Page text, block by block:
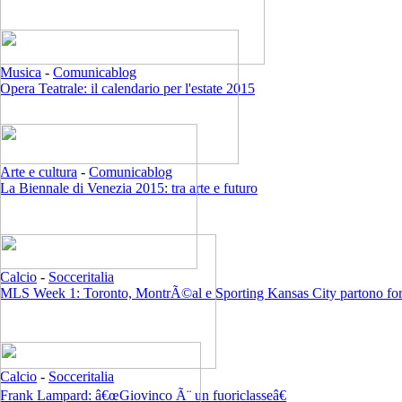
Musica - Comunicablog
Opera Teatrale: il calendario per l'estate 2015
Arte e cultura - Comunicablog
La Biennale di Venezia 2015: tra arte e futuro
Calcio - Socceritalia
MLS Week 1: Toronto, MontrÃ©al e Sporting Kansas City partono
Calcio - Socceritalia
Frank Lampard: â€œGiovinco Ã¨ un fuoriclasseâ€